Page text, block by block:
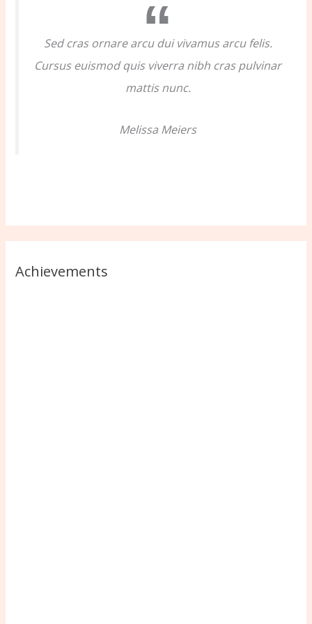
Sed cras ornare arcu dui vivamus arcu felis.
Cursus euismod quis viverra nibh cras pulvinar
mattis nunc.
Melissa Meiers
Achievements